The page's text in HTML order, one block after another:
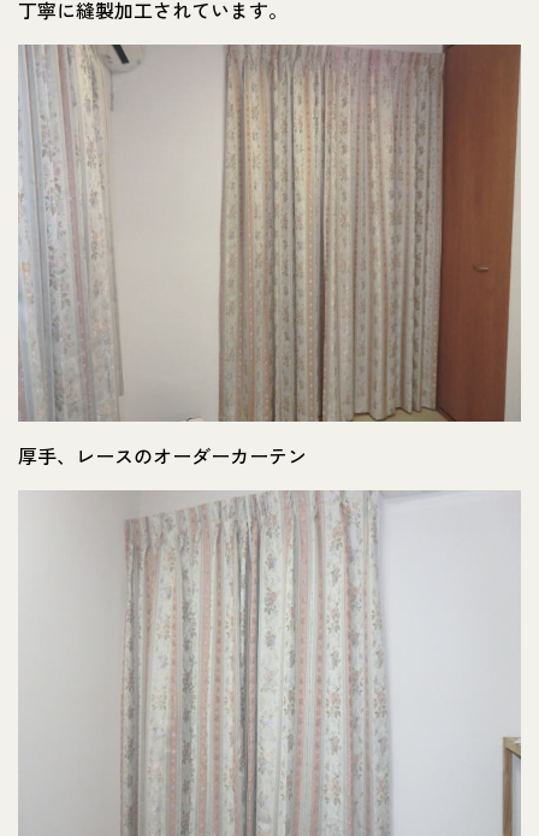
丁寧に縫製加工されています。
厚手、レースのオーダーカーテン